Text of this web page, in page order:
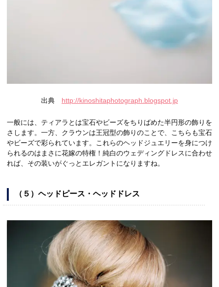
出典 http://kinoshitaphotograph.blogspot.jp
一般には、ティアラとは宝石やビーズをちりばめた半円形の飾りを
さします。一方、クラウンは王冠型の飾りのことで、こちらも宝石
やビーズで彩られています。これらのヘッドジュエリーを身につけ
られるのはまさに花嫁の特権！純白のウェディングドレスに合わせ
れば、その装いがぐっとエレガントになりますね。
（５）ヘッドピース・ヘッドドレス